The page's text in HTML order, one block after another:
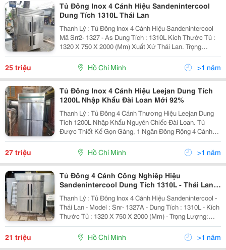
Tủ Đông Inox 4 Cánh Hiệu Sandenintercool
Dung Tích 1310L Thái Lan
Thanh Lý : Tủ Đông Inox 4 Cánh Hiệu Sandenintercool
Mã Srr2- 1327 - As Dung Tích : 1310L Kích Thước Tủ :
1320 X 750 X 2000 (Mm) Xuất Xứ Thái Lan. Trọng
Lượng: 149Kg Điện Áp 220V Tủ Được Thiết Kế Kiểu
Dáng Công Nghiệp, Dung Tích Lưu...
25 triệu Hồ Chí Minh >1 năm
Tủ Đông Inox 4 Cánh Hiệu Leejan Dung Tích
1200L Nhập Khẩu Đài Loan Mới 92%
Thanh Lý : Tủ Đông 4 Cánh Thương Hiệu Leejan Dung
Tích 1200L Nhập Khẩu Nguyên Chiếc Đài Loan. Tủ
Được Thiết Kế Gọn Gàng, 1 Ngăn Đông Rộng 4 Cánh
Mở Tiện Cho Việc Lưu Trữ 1 Lượng Lớn Thực Phẩm
Đông Lạnh Nội Ngoại Thất Được Làm Từ Inox Cao Cấp
Sáng...
27 triệu Hồ Chí Minh >1 năm
Tủ Đông 4 Cánh Công Nghiêp Hiệu
Sandenintercool Dung Tích 1310L - Thái Lan
Mới 91%
Thanh Lý : Tủ Đông Inox 4 Cánh Hiệu Sandenintercool -
Thái Lan - Model : Snr- 1327A - Dung Tích : 1310L - Kích
Thước Tủ : 1320 X 750 X 2000 (Mm) - Trọng Lượng:
149Kg - Điện Áp : 220V - Gas R404A An Toàn Và Thân
21 triệu Hồ Chí Minh >1 năm